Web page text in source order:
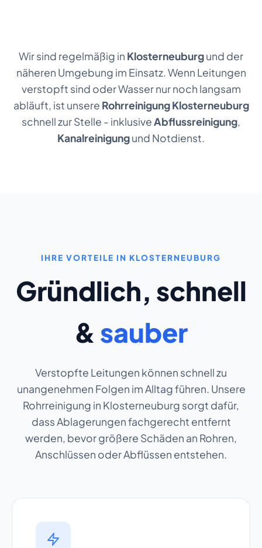
Wir sind regelmäßig in Klosterneuburgund der
näheren Umgebung im Einsatz. Wenn Leitungen
verstopft sind oder Wasser nur noch langsam
abläuft, ist unsere Rohrreinigung Klosterneuburg
schnell zur Stelle - inklusiveAbflussreinigung,
Kanalreinigungund Notdienst.
IHRE VORTEILE IN KLOSTERNEUBURG
Gründlich, schnell
& sauber
Verstopfte Leitungen können schnell zu
unangenehmen Folgen im Alltag führen. Unsere
Rohrreinigung in Klosterneuburg sorgt dafür,
dass Ablagerungen fachgerecht entfernt
werden, bevor größere Schäden an Rohren,
Anschlüssen oder Abflüssen entstehen.